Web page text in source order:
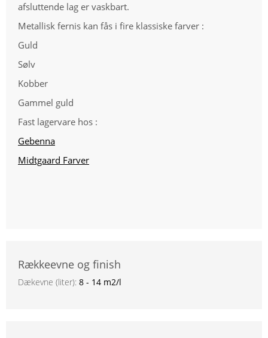
afsluttende lag er vaskbart.
Metallisk fernis kan fås i fire klassiske farver :
Guld
Sølv
Kobber
Gammel guld
Fast lagervare hos :
Gebenna
Midtgaard Farver
Rækkeevne og finish
Dækevne (liter): 8 - 14 m2/l